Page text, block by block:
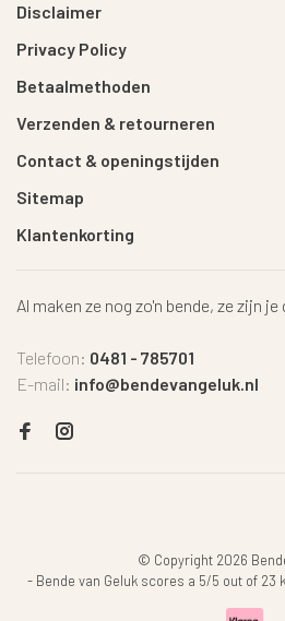
Disclaimer
Privacy Policy
Betaalmethoden
Verzenden & retourneren
Contact & openingstijden
Sitemap
Klantenkorting
Al maken ze nog zo'n bende, ze zijn
Telefoon: 0481 - 785701
E-mail: info@bendevangeluk.nl
© Copyright 2026
- Bende van Geluk scores a 5/5 out of 23